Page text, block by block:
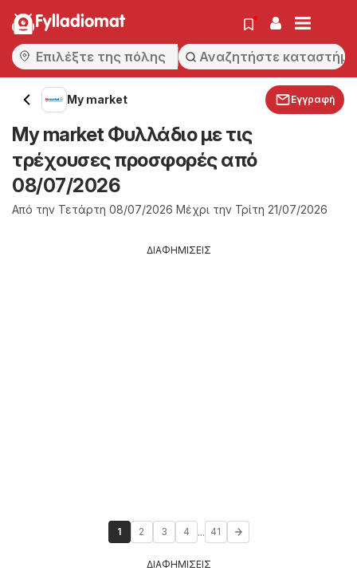
Fylladiomat
My market Εγγραφή
My market Φυλλάδιο με τις
τρέχουσες προσφορές από
08/07/2026
Από την Τετάρτη 08/07/2026 Μέχρι την Τρίτη 21/07/2026
ΔΙΑΦΗΜΙΣΕΙΣ
1 2 3 4 ... 41
ΔΙΑΦΗΜΙΣΕΙΣ